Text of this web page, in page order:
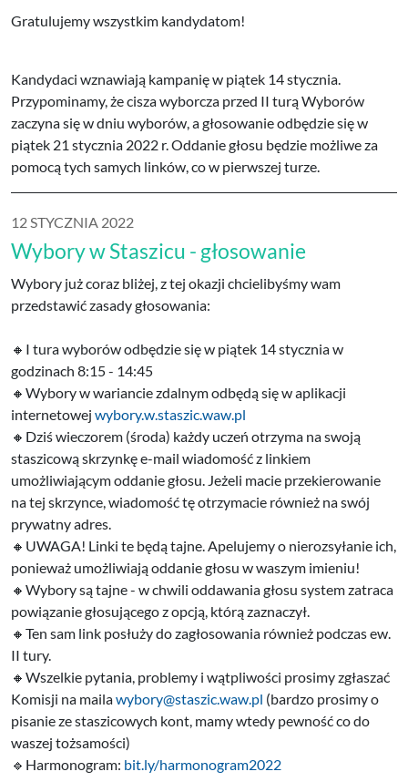
Gratulujemy wszystkim kandydatom!
Kandydaci wznawiają kampanię w piątek 14 stycznia.
Przypominamy, że cisza wyborcza przed II turą Wyborów
zaczyna się w dniu wyborów, a głosowanie odbędzie się w
piątek 21 stycznia 2022 r. Oddanie głosu będzie możliwe za
pomocą tych samych linków, co w pierwszej turze.
12 STYCZNIA 2022
Wybory w Staszicu - głosowanie
Wybory już coraz bliżej, z tej okazji chcielibyśmy wam
przedstawić zasady głosowania:
🔸️I tura wyborów odbędzie się w piątek 14 stycznia w
godzinach 8:15 - 14:45
🔸️Wybory w wariancie zdalnym odbędą się w aplikacji
internetowej wybory.w.staszic.waw.pl
🔸️Dziś wieczorem (środa) każdy uczeń otrzyma na swoją
staszicową skrzynkę e-mail wiadomość z linkiem
umożliwiającym oddanie głosu. Jeżeli macie przekierowanie
na tej skrzynce, wiadomość tę otrzymacie również na swój
prywatny adres.
🔸️UWAGA! Linki te będą tajne. Apelujemy o nierozsyłanie ich,
ponieważ umożliwiają oddanie głosu w waszym imieniu!
🔸️Wybory są tajne - w chwili oddawania głosu system zatraca
powiązanie głosującego z opcją, którą zaznaczył.
🔸️Ten sam link posłuży do zagłosowania również podczas ew.
II tury.
🔸️Wszelkie pytania, problemy i wątpliwości prosimy zgłaszać
Komisji na mailawybory@staszic.waw.pl (bardzo prosimy o
pisanie ze staszicowych kont, mamy wtedy pewność co do
waszej tożsamości)
🔹️Harmonogram: bit.ly/harmonogram2022